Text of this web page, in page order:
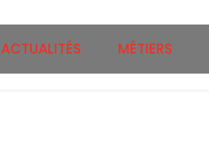
ACTUALITÉS MÉTIERS